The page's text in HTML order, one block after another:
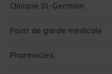
Clinique St-Germain
Point de garde médicale
Pharmacies